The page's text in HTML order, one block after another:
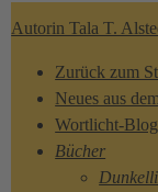
Autorin Tala T.
Zurück zum
Neues aus
Wortlicht-Blog
Bücher